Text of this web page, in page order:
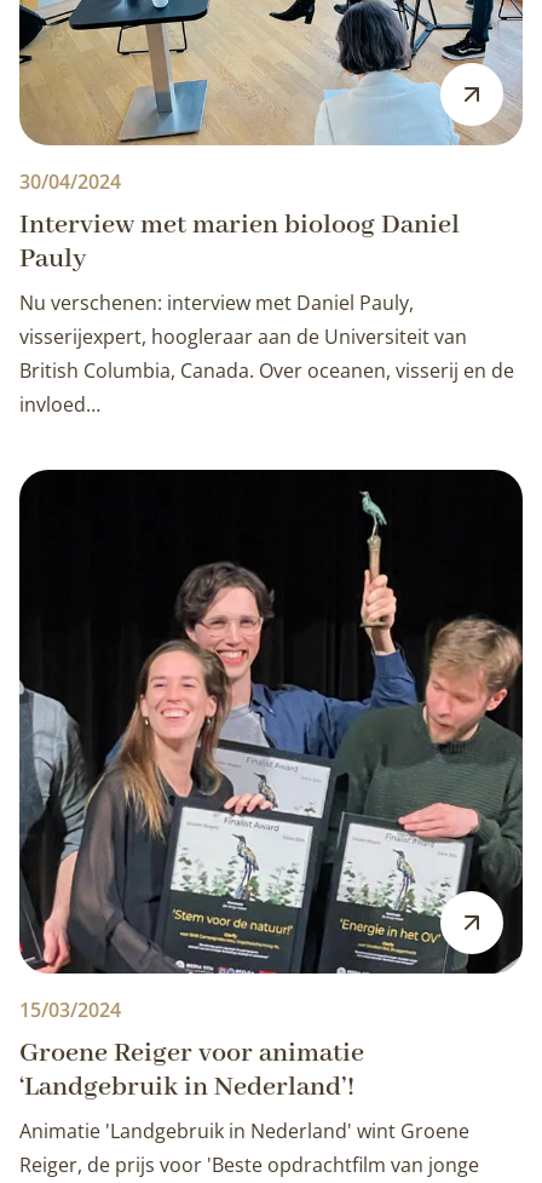
30/04/2024
Interview met marien bioloog Daniel
Pauly
Nu verschenen: interview met Daniel Pauly,
visserijexpert, hoogleraar aan de Universiteit van
British Columbia, Canada. Over oceanen, visserij en de
invloed…
15/03/2024
Groene Reiger voor animatie
‘Landgebruik in Nederland’!
Animatie 'Landgebruik in Nederland' wint Groene
Reiger, de prijs voor 'Beste opdrachtfilm van jonge